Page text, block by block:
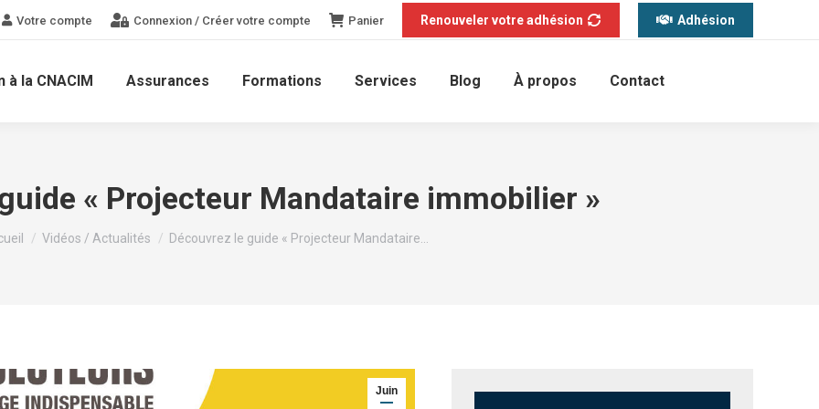
Votre compte Connexion / Créer votre compte Panier Renouveler votre adhésion Adhésion
à la CNACIM Assurances Formations Services Blog À propos Contact
« Projecteur Mandataire immobilier »
êtes ici :Vidéos / Actualités Découvrez le guide « Projecteur Mandataire…
Juin